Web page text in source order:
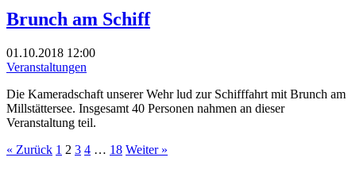
Brunch am Schiff
01.10.2018 12:00
Veranstaltungen
Die Kameradschaft unserer Wehr lud zur Schifffahrt mit Brunch am
Millstättersee. Insgesamt 40 Personen nahmen an dieser
Veranstaltung teil.
« Zurück 1 2 3 4 … 18 Weiter »